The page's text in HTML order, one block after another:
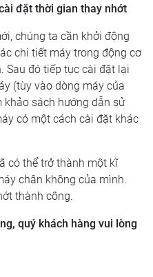
đặt thời gian thay nhớt
chúng ta cần khởi động
chi tiết máy trong động cơ
Sau đó tiếp tục cài đặt lại
(tùy vào dòng máy của
khảo sách hướng dẫn sử
có một cách cài đặt khác
có thể trở thành một kĩ
chân không của mình.
thành công.
quý khách hàng vui lòng